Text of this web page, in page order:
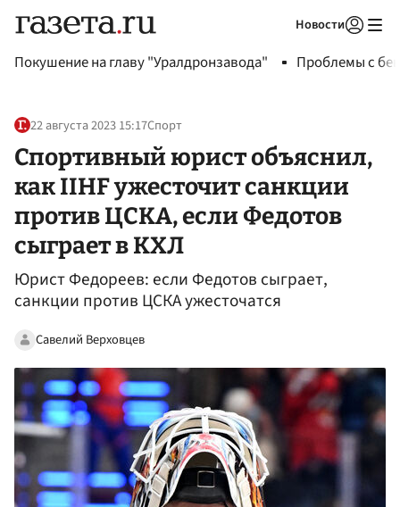
Новости
Покушение на главу "Уралдронзавода" Проблемы с
22 августа 2023 15:17Спорт
Спортивный юрист объяснил,
как IIHF ужесточит санкции
против ЦСКА, если Федотов
сыграет в КХЛ
Юрист Федореев: если Федотов сыграет,
санкции против ЦСКА ужесточатся
Савелий Верховцев